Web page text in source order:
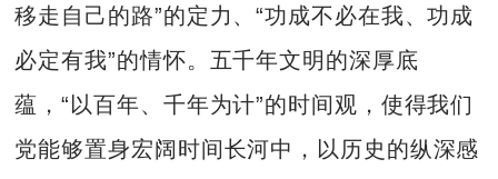
移走自己的路”的定力、“功成不必在我、功成
必定有我”的情怀。五千年文明的深厚底
蕴，“以百年、千年为计”的时间观，使得我们
党能够置身宏阔时间长河中，以历史的纵深感